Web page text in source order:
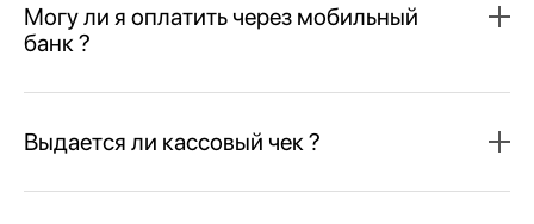
Могу ли я оплатить через мобильный
банк ?
Выдается ли кассовый чек ?